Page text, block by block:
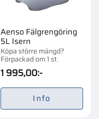
Aenso Fälgrengöring
5L Isern
Köpa större mängd?
Förpackad om 1 st.
1 995,00:-
Info